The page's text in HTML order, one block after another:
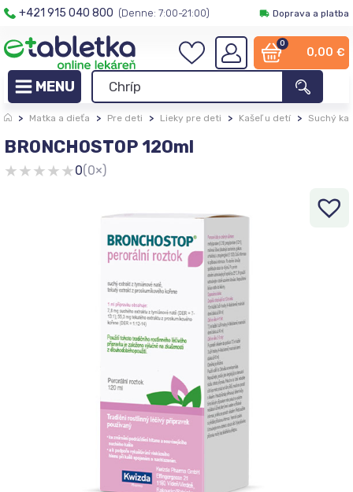
+421 915 040 800 (Denne: 7:00-21:00) Doprava a platba
0
0,00 €
> Matka a dieťa > Pre deti > Lieky pre deti > Kašeľ u detí > Suchý
BRONCHOSTOP 120ml
★★★★★0(0×)